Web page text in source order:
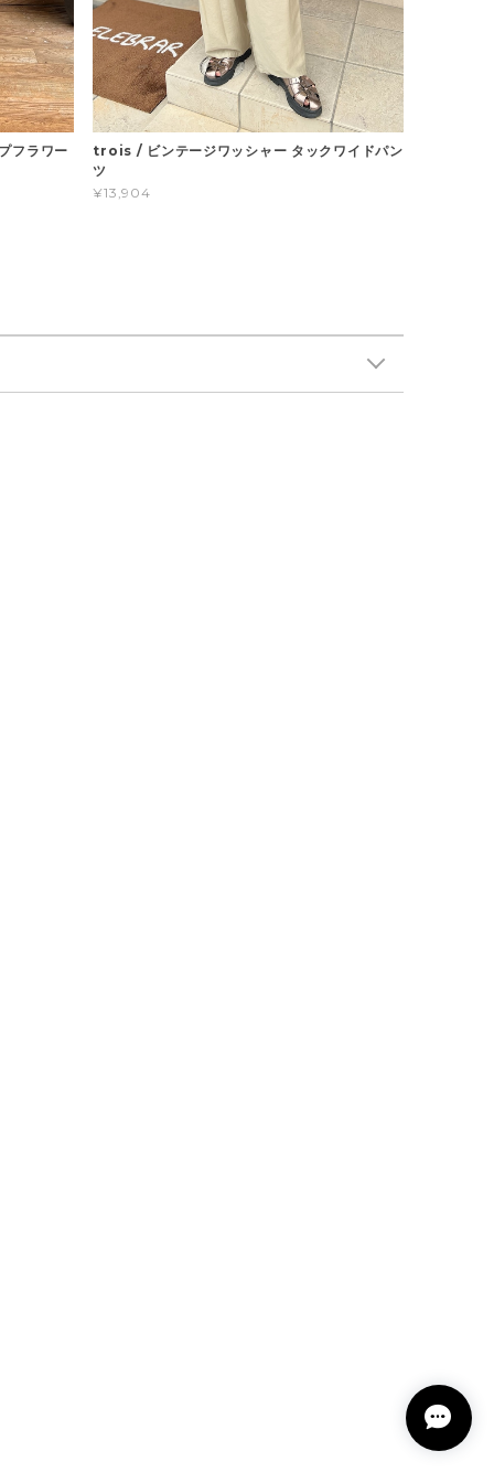
フラワー
trois / ビンテージワッシャー タックワイドパン
ツ
¥13,904